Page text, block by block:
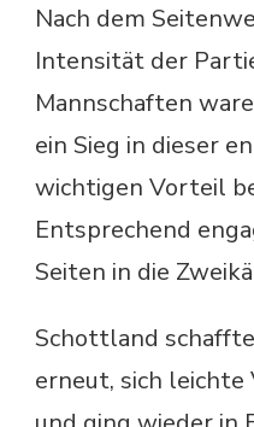
Nach dem
Intensität der
Mannschaften
ein Sieg in dieser
wichtigen Vorteil
Entsprechend
Seiten in die
Schottland
erneut, sich